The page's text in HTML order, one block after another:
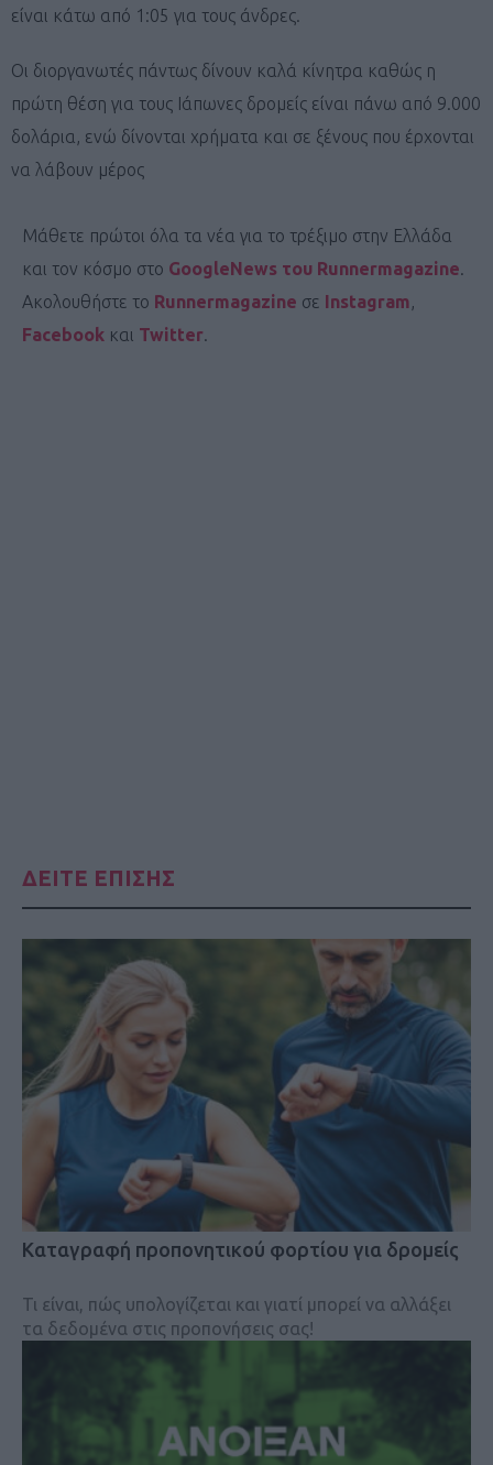
είναι κάτω από 1:05 για τους άνδρες.
Οι διοργανωτές πάντως δίνουν καλά κίνητρα καθώς η
πρώτη θέση για τους Ιάπωνες δρομείς είναι πάνω από 9.000
δολάρια, ενώ δίνονται χρήματα και σε ξένους που έρχονται
να λάβουν μέρος
Μάθετε πρώτοι όλα τα νέα για το τρέξιμο στην Ελλάδα
και τον κόσμο στο GoogleNews του Runnermagazine.
Ακολουθήστε το Runnermagazine σε Instagram,
Facebook και Twitter.
ΔΕΙΤΕ ΕΠΙΣΗΣ
Kαταγραφή προπονητικού φορτίου για δρομείς
Τι είναι, πώς υπολογίζεται και γιατί μπορεί να αλλάξει
τα δεδομένα στις προπονήσεις σας!